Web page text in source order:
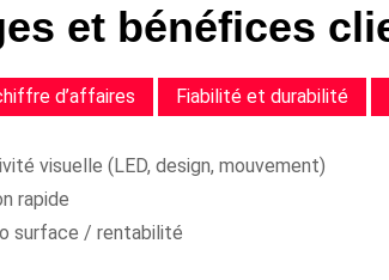
et bénéfices
d’affaires Fiabilité et durabilité
visuelle (LED, design, mouvement)
rapide
surface / rentabilité